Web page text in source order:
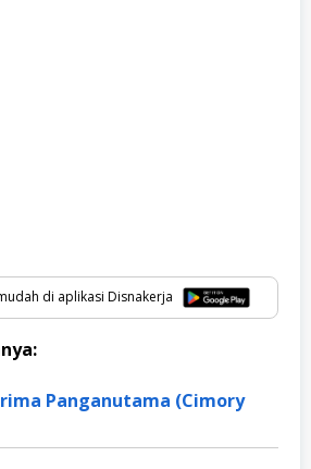
di aplikasi Disnakerja
Panganutama (Cimory